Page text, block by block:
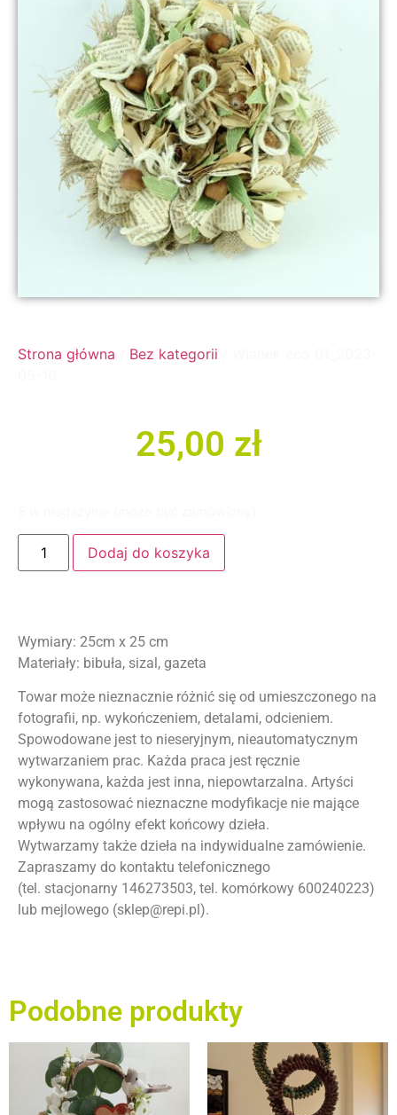
Strona główna Bez kategorii
25,00 zł
Dodaj do koszyka
Wymiary: 25cm x 25 cm
Materiały: bibuła, sizal, gazeta
Towar może nieznacznie różnić się od umieszczonego na
fotografii, np. wykończeniem, detalami, odcieniem.
Spowodowane jest to nieseryjnym, nieautomatycznym
wytwarzaniem prac. Każda praca jest ręcznie
wykonywana, każda jest inna, niepowtarzalna. Artyści
mogą zastosować nieznaczne modyfikacje nie mające
wpływu na ogólny efekt końcowy dzieła.
Wytwarzamy także dzieła na indywidualne zamówienie.
Zapraszamy do kontaktu telefonicznego
(tel. stacjonarny 146273503, tel. komórkowy 600240223)
lub mejlowego (sklep@repi.pl).
Podobne produkty